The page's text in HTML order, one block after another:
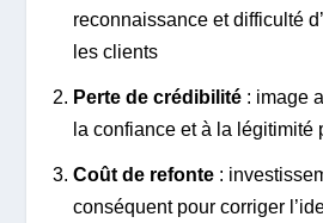
reconnaissance et difficulté
les clients
Perte de crédibilité: image
la confiance et à la légitimité
Coût de refonte:
conséquent pour corriger